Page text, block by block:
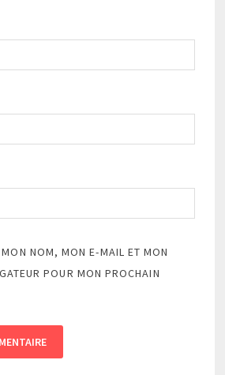
MON NOM, MON E-MAIL ET MON
POUR MON PROCHAIN